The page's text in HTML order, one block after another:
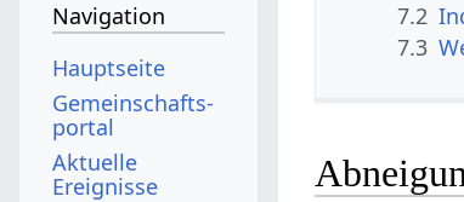
7.2
7.3
Navigation
Hauptseite
Gemeinschafts­
portal
Aktuelle
Ereignisse